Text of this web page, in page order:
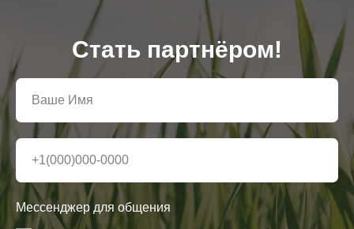
Стать партнёром!
Мессенджер для общения